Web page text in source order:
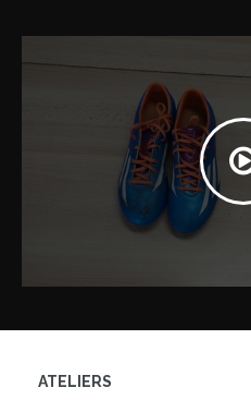
ATELIERS